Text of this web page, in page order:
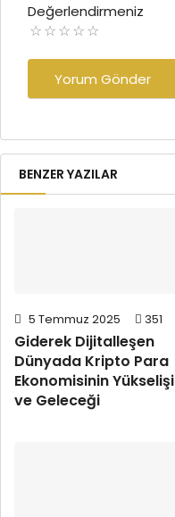
Değerlendirmeniz
Yorum Gönder
BENZER YAZILAR
5 Temmuz 2025 351
Giderek Dijitalleşen
Dünyada Kripto Para
Ekonomisinin Yükselişi
ve Geleceği